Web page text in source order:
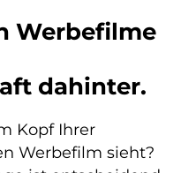
Werbefilme
dahinter.
Kopf Ihrer
Werbefilm sieht?